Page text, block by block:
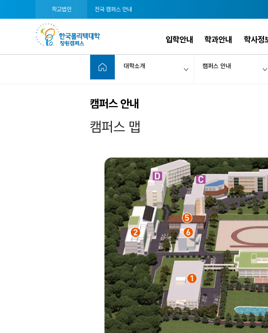
학교법인 전국 캠퍼스 안내
입학안내 학과안내 학사정
대학소개 캠퍼스 안내
캠퍼스 안내
캠퍼스 맵